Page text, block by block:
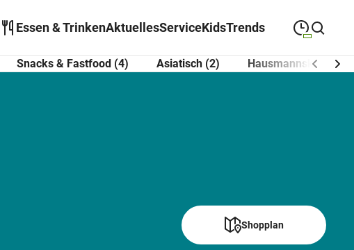
Essen & TrinkenAktuellesServiceKidsTrends
Freitag
FREITAG 09:00
Snacks & Fastfood (4) Asiatisch (2) Hausmannskost (2)
Shopplan